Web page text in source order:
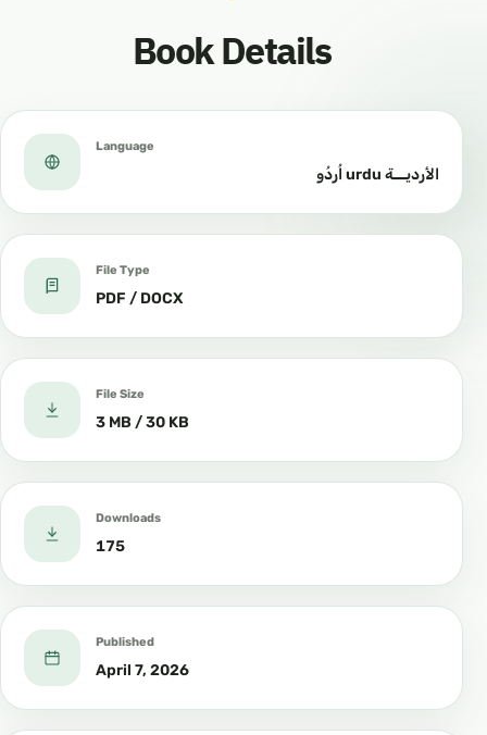
Book Details
Language
الأرديـــة urdu اُردُو
File Type
PDF / DOCX
File Size
3 MB / 30 KB
Downloads
175
Published
April 7, 2026